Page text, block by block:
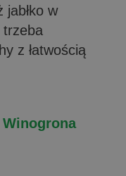
w
trzeba
z łatwością
Winogrona